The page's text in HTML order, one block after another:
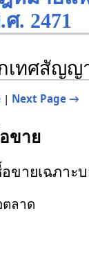
. 2471
เทศสัญญ
| Next Page →
ขาย
ขายเฉภาะบ
ลาด